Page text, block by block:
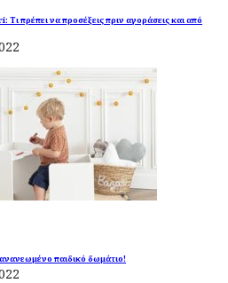
πρέπει να προσέξεις πριν αγοράσεις και από
παιδικό δωμάτιο!